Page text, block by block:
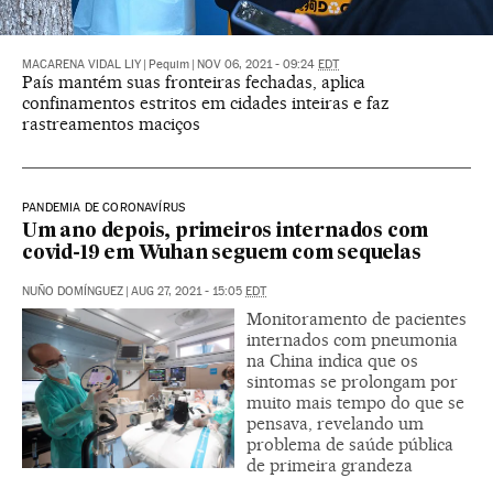
MACARENA VIDAL LIY Pequim NOV 06, 2021 - 09:24 EDT
País mantém suas fronteiras fechadas, aplica
confinamentos estritos em cidades inteiras e faz
rastreamentos maciços
PANDEMIA DE CORONAVÍRUS
Um ano depois, primeiros internados com
covid-19 em Wuhan seguem com sequelas
NUÑO DOMÍNGUEZ AUG 27, 2021 - 15:05 EDT
Monitoramento de pacientes
internados com pneumonia
na China indica que os
sintomas se prolongam por
muito mais tempo do que se
pensava, revelando um
problema de saúde pública
de primeira grandeza